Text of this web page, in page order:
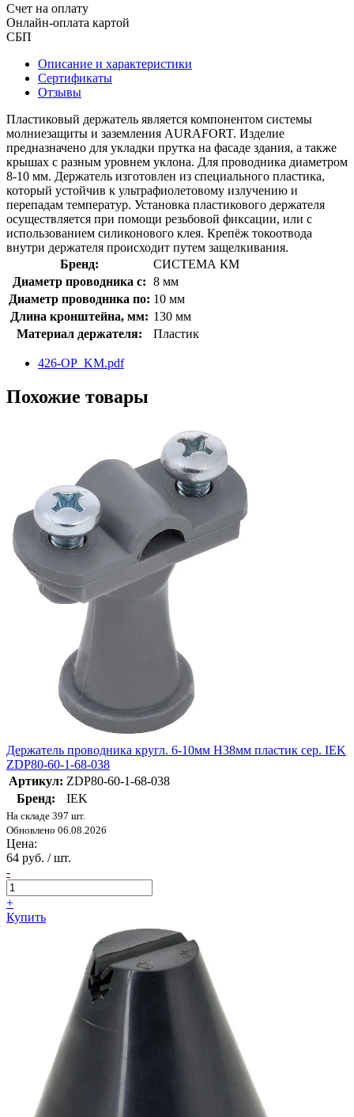
Счет на оплату
Онлайн-оплата картой
СБП
Описание и характеристики
Сертификаты
Отзывы
Пластиковый держатель является компонентом системы
молниезащиты и заземления AURAFORT. Изделие
предназначено для укладки прутка на фасаде здания, а также
крышах с разным уровнем уклона. Для проводника диаметром
8-10 мм. Держатель изготовлен из специального пластика,
который устойчив к ультрафиолетовому излучению и
перепадам температур. Установка пластикового держателя
осуществляется при помощи резьбовой фиксации, или с
использованием силиконового клея. Крепёж токоотвода
внутри держателя происходит путем защелкивания.
Бренд:
СИСТЕМА КМ
Диаметр проводника с: 8 мм
Диаметр проводника по: 10 мм
Длина кронштейна, мм: 130 мм
Материал держателя:
Пластик
426-OP_KM.pdf
Похожие товары
Держатель проводника кругл. 6-10мм H38мм пластик сер. IEK
ZDP80-60-1-68-038
Артикул: ZDP80-60-1-68-038
Бренд:
IEK
На складе 397 шт.
Обновлено 06.08.2026
Цена:
64 руб. / шт.
-
+
Купить